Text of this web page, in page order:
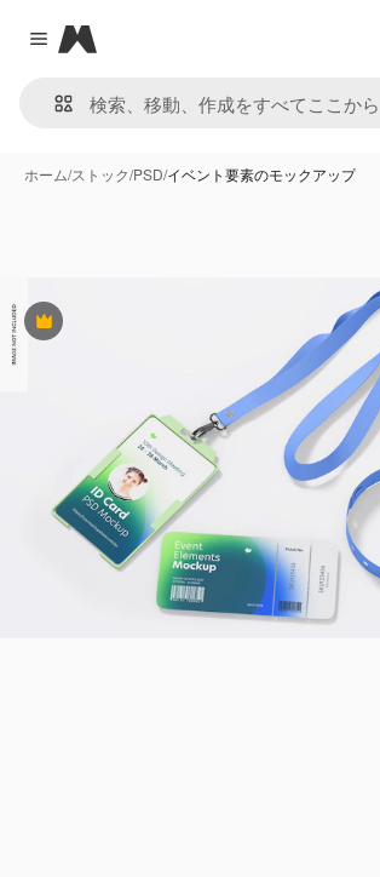
Close menu
Magnific
ホーム/ストック/PSD/イベント要素のモックアップ
Premium